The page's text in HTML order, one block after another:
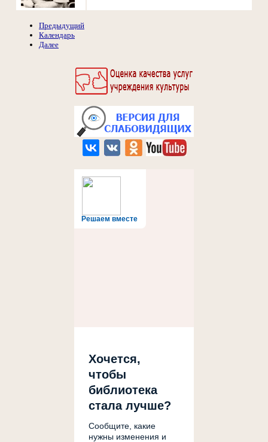
Решаем вместе
Хочется,
чтобы
библиотека
стала лучше?
Сообщите, какие
нужны изменения и
Предыдущий
Календарь
Далее